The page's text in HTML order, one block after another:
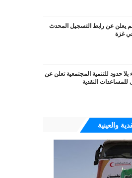
يعلن عن رابط التسجيل المحدث
غزة
حدود للتنمية المجتمعية تعلن عن
للمساعدات النقدية
والعينية